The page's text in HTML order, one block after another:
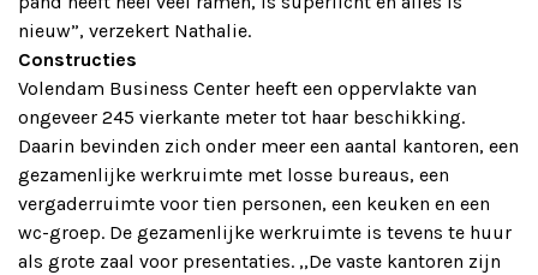
nieuw”, verzekert Nathalie.
Constructies
Volendam Business Center heeft een oppervlakte van
ongeveer 245 vierkante meter tot haar beschikking.
Daarin bevinden zich onder meer een aantal kantoren, een
gezamenlijke werkruimte met losse bureaus, een
vergaderruimte voor tien personen, een keuken en een
wc-groep. De gezamenlijke werkruimte is tevens te huur
als grote zaal voor presentaties. ,,De vaste kantoren zijn